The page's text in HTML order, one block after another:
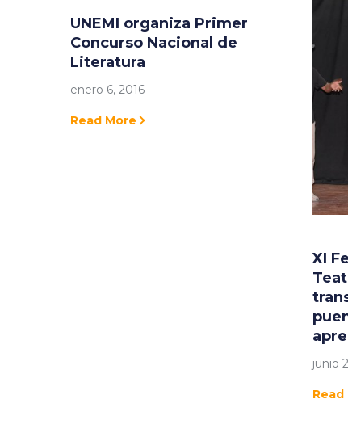
UNEMI organiza Primer
Concurso Nacional de
Literatura
enero 6, 2016
Read More
XI
junio
Read